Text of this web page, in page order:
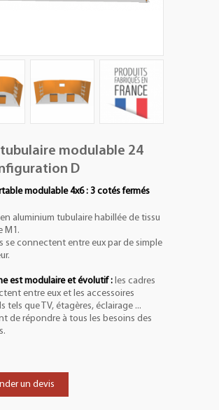
modulable 24
D
modulable 4x6 : 3 cotés fermés
aluminium tubulaire habillée de tissu
M1.
se connectent entre eux par de simple
est modulaire et évolutif : les cadres
entre eux et les accessoires
tels que TV, étagères, éclairage ...
de répondre à tous les besoins des
un devis